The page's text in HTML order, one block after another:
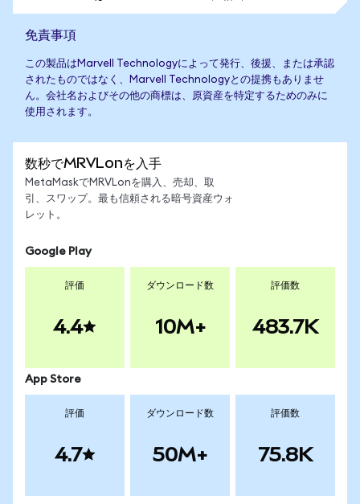
免責事項
この製品はMarvell Technologyによって発行、後援、または承認
されたものではなく、Marvell Technologyとの提携もありませ
ん。会社名およびその他の商標は、原資産を特定するためのみに
使用されます。
数秒でMRVLonを入手
MetaMaskでMRVLonを購入、売却、取
引、スワップ。最も信頼される暗号資産ウォ
レット。
Google Play
評価
4.4
ダウンロード数
10M+
評価数
483.7K
App Store
評価
4.7
ダウンロード数
50M+
評価数
75.8K